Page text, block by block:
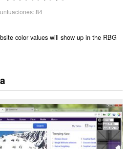
84
color values will show up in the RBG